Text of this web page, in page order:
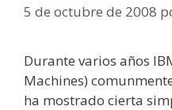
5 de octubre de 2008
Durante varios años
Machines)
ha mostrado cierta